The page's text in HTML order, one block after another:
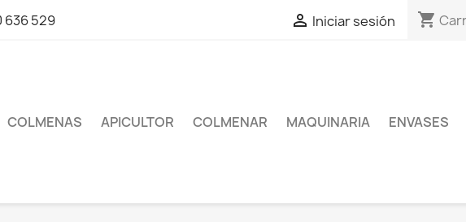
636 529  Iniciar sesión shopping_cart
COLMENAS APICULTOR COLMENAR MAQUINARIA ENVASES